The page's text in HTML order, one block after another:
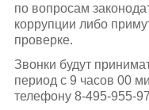
по вопросам
коррупции либо
проверке.
Звонки будут
период с 9 часов 00
телефону 8-495-955-